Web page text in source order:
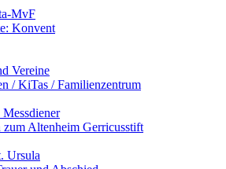
MvF
Konvent
Vereine
/ KiTas / Familienzentrum
Altenheim Gerricusstift
Ursula